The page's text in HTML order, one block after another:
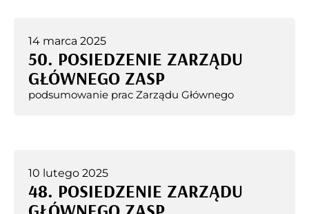
14 marca 2025
50. POSIEDZENIE ZARZĄDU
GŁÓWNEGO ZASP
podsumowanie prac Zarządu Głównego
10 lutego 2025
48. POSIEDZENIE ZARZĄDU